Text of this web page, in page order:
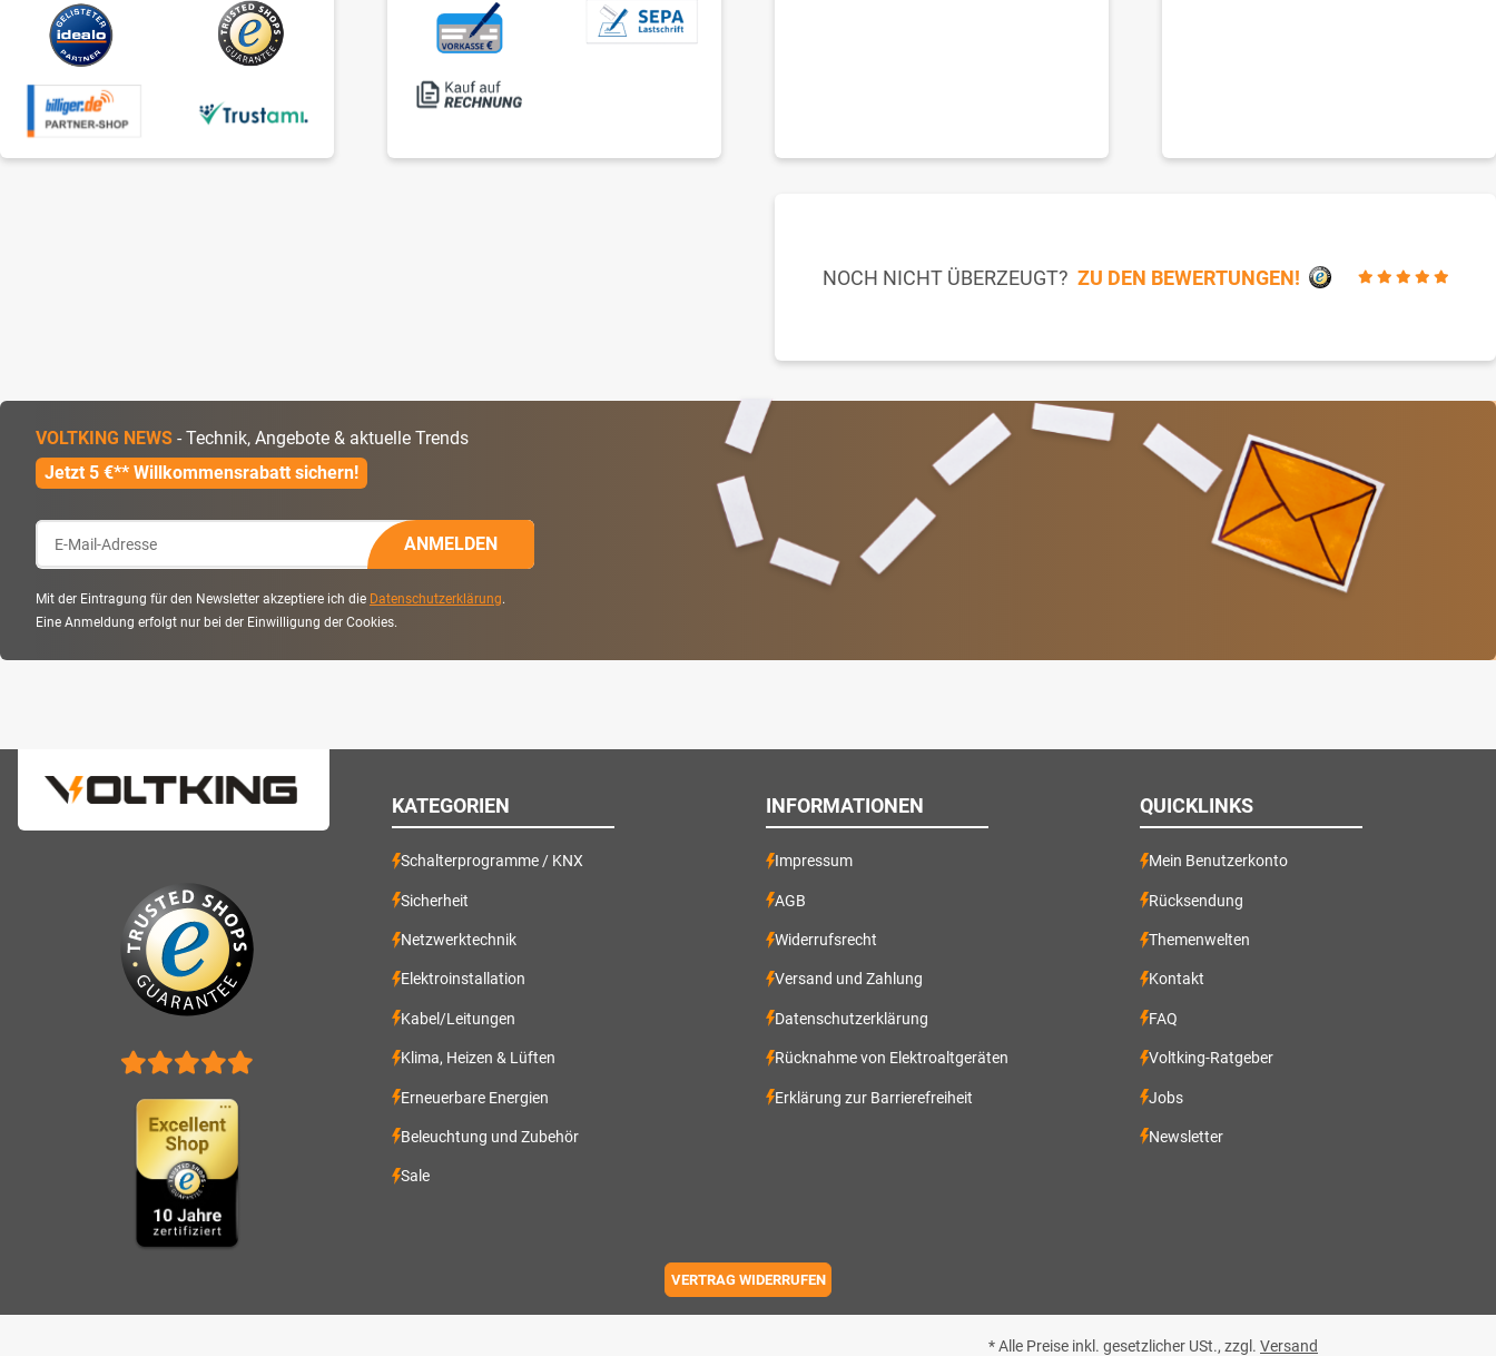
VOLTKING NEWS - Technik, Angebote & aktuelle Trends
Jetzt 5 €** Willkommensrabatt sichern!
ANMELDEN
Mit der Eintragung für den Newsletter akzeptiere ich die Datenschutzerklärung.
Eine Anmeldung erfolgt nur bei der Einwilligung der Cookies.
NOCH NICHT ÜBERZEUGT? ZU DEN BEWERTUNGEN!
KATEGORIEN
Schalterprogramme / KNX
Sicherheit
Netzwerktechnik
Elektroinstallation
Kabel/Leitungen
Klima, Heizen & Lüften
Erneuerbare Energien
Beleuchtung und Zubehör
Sale
INFORMATIONEN
Impressum
AGB
Widerrufsrecht
Versand und Zahlung
Datenschutzerklärung
Rücknahme von Elektroaltgeräten
Erklärung zur Barrierefreiheit
QUICKLINKS
Mein Benutzerkonto
Rücksendung
Themenwelten
Kontakt
FAQ
Voltking-Ratgeber
Jobs
Newsletter
VERTRAG WIDERRUFEN
* Alle Preise inkl. gesetzlicher USt., zzgl. Versand